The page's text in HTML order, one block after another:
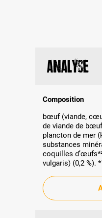
Analyse
Composition
bœuf (viande,
de viande de
plancton de mer
substances
coquilles
vulgaris) (0,2 %).